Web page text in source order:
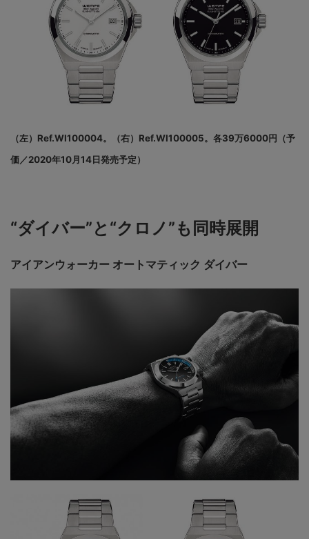
（左）Ref.WI100004。（右）Ref.WI100005。各39万6000円（予
価／2020年10月14日発売予定）
“ダイバー”と“クロノ”も同時展開
アイアンウォーカー オートマティック ダイバー